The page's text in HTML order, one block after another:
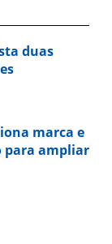
duas
marca e
para ampliar